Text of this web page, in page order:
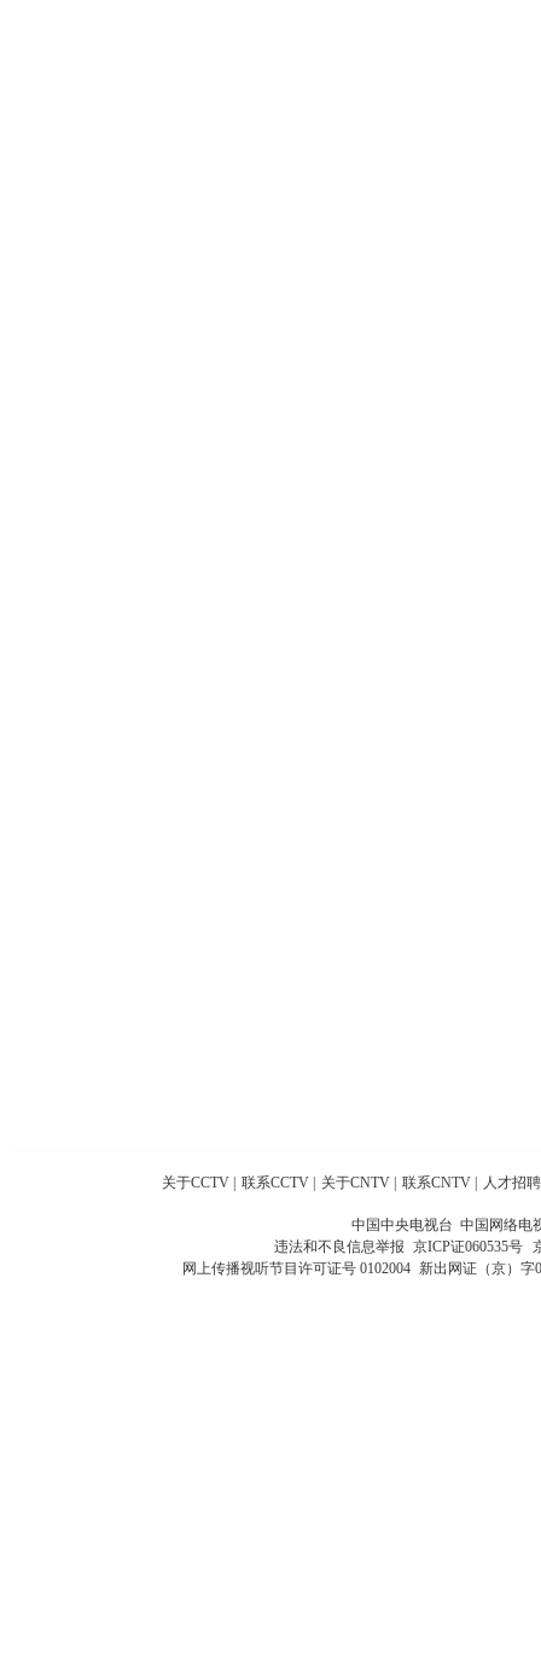
关于CCTV 联系CCTV 关于CNTV 联系CNTV 人才招聘
中国中央电视台 中国网络电
违法和不良信息举报 京ICP证060535号
网上传播视听节目许可证号 0102004 新出网证（京）